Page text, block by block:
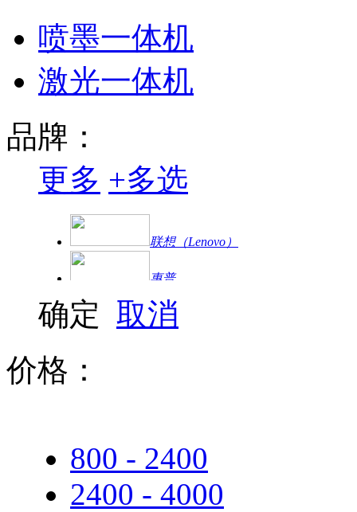
喷墨一体机
激光一体机
品牌：
更多 +多选
联想（Lenovo）
惠普
兄弟
确定 取消
价格：
800 - 2400
2400 - 4000